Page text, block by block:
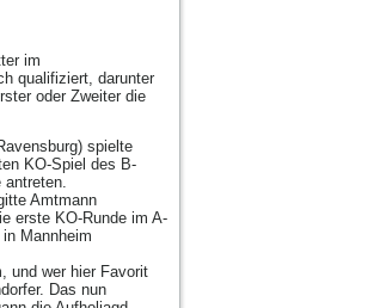
im
qualifiziert, darunter
oder Zweiter die
spielte
KO-Spiel des B-
antreten.
Amtmann
erste KO-Runde im A-
Mannheim
und wer hier Favorit
Das nun